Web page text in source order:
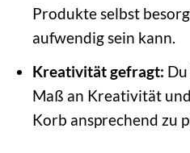
Produkte selbst
aufwendig sein kann.
Kreativität gefragt:
Maß an Kreativität
Korb ansprechend zu